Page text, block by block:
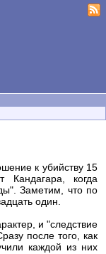
к убийству 15
когда
Заметим, что по
один.
и "следствие
после того, как
каждой из них